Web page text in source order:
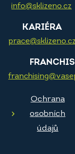
info@sklizeno.cz
KARIÉRA
prace@sklizeno.cz
Ochrana
osobních
údajů